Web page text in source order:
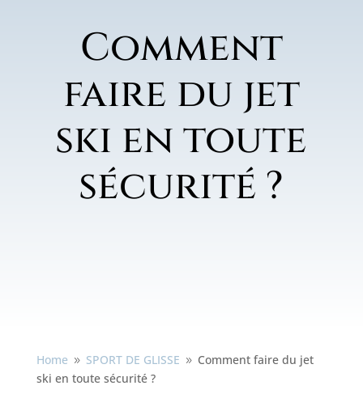
Comment
faire du jet
ski en toute
sécurité ?
Home 9 SPORT DE GLISSE 9 Comment faire du jet
ski en toute sécurité ?